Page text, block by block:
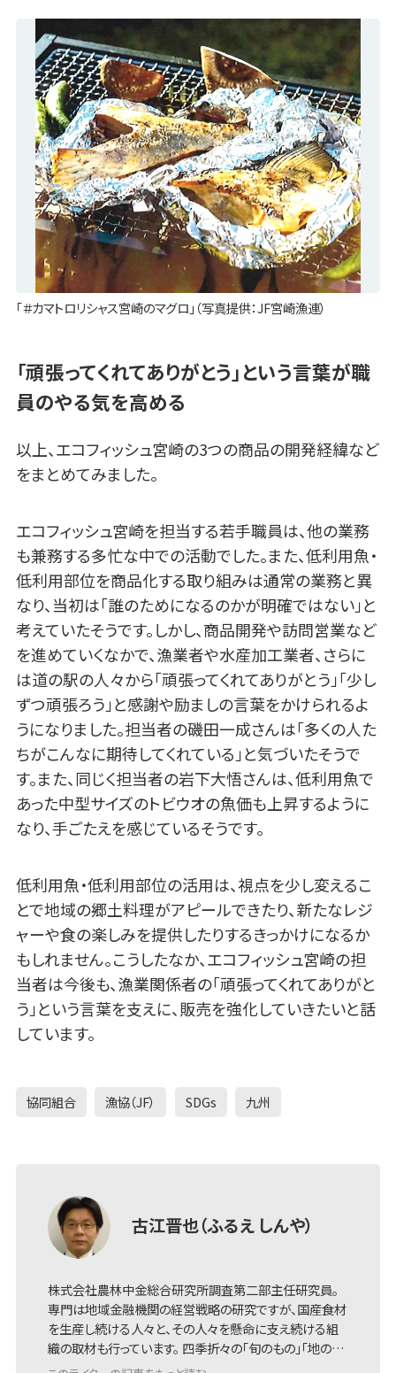
「＃カマトロリシャス宮崎のマグロ」（写真提供：JF宮崎漁連）
「頑張ってくれてありがとう」という言葉が職
員のやる気を高める
以上、エコフィッシュ宮崎の3つの商品の開発経緯など
をまとめてみました。
エコフィッシュ宮崎を担当する若手職員は、他の業務
も兼務する多忙な中での活動でした。また、低利用魚・
低利用部位を商品化する取り組みは通常の業務と異
なり、当初は「誰のためになるのかが明確ではない」と
考えていたそうです。しかし、商品開発や訪問営業など
を進めていくなかで、漁業者や水産加工業者、さらに
は道の駅の人々から「頑張ってくれてありがとう」「少し
ずつ頑張ろう」と感謝や励ましの言葉をかけられるよ
うになりました。担当者の磯田一成さんは「多くの人た
ちがこんなに期待してくれている」と気づいたそうで
す。また、同じく担当者の岩下大悟さんは、低利用魚で
あった中型サイズのトビウオの魚価も上昇するように
なり、手ごたえを感じているそうです。
低利用魚・低利用部位の活用は、視点を少し変えるこ
とで地域の郷土料理がアピールできたり、新たなレジ
ャーや食の楽しみを提供したりするきっかけになるか
もしれません。こうしたなか、エコフィッシュ宮崎の担
当者は今後も、漁業関係者の「頑張ってくれてありがと
う」という言葉を支えに、販売を強化していきたいと話
しています。
協同組合 漁協（JF） SDGs 九州
古江晋也（ふるえ しんや）
株式会社農林中金総合研究所調査第二部主任研究員。
専門は地域金融機関の経営戦略の研究ですが、国産食材
を生産し続ける人々と、その人々を懸命に支え続ける組
織の取材も行っています。 四季折々の「旬のもの」「地の…